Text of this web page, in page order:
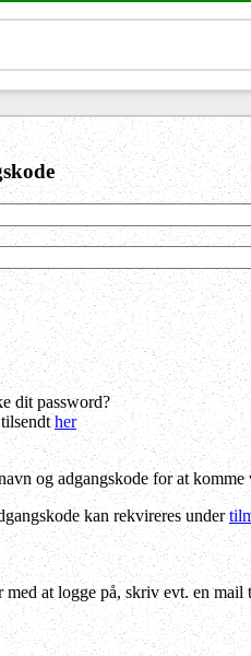
dit password?
tilsendther
og adgangskode for at komme
kan rekvireres under
med at logge på, skriv evt. en